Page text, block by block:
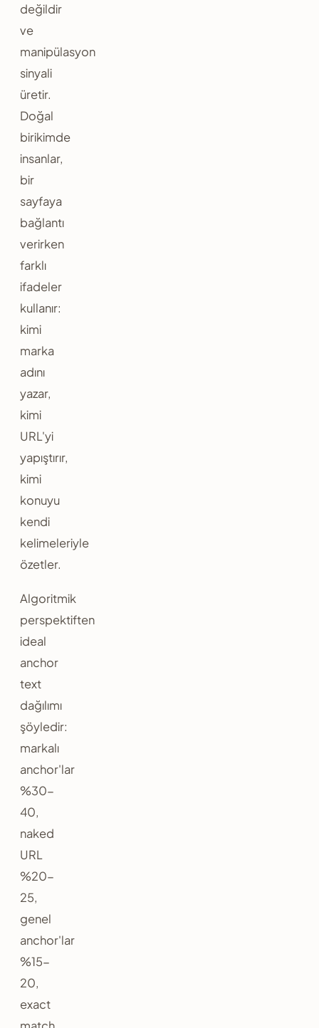
değildir
ve
manipülasyon
sinyali
üretir.
Doğal
birikimde
insanlar,
bir
sayfaya
bağlantı
verirken
farklı
ifadeler
kullanır:
kimi
marka
adını
yazar,
kimi
URL'yi
yapıştırır,
kimi
konuyu
kendi
kelimeleriyle
özetler.
Algoritmik
perspektiften
ideal
anchor
text
dağılımı
şöyledir:
markalı
anchor'lar
%30-
40,
naked
URL
%20-
25,
genel
anchor'lar
%15-
20,
exact